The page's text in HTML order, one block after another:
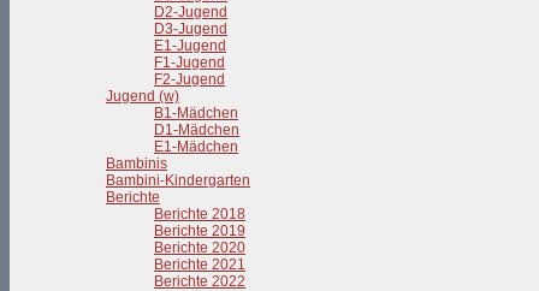
D2-Jugend
D3-Jugend
E1-Jugend
F1-Jugend
F2-Jugend
Jugend (w)
B1-Mädchen
D1-Mädchen
E1-Mädchen
Bambinis
Bambini-Kindergarten
Berichte
Berichte 2018
Berichte 2019
Berichte 2020
Berichte 2021
Berichte 2022